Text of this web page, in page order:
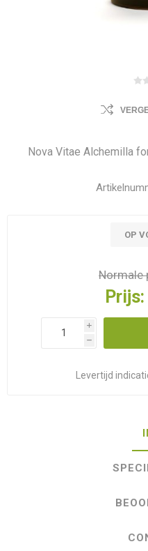
Nova Vitae Alchemilla
OP
Normale
Prijs:
i
h
Levertijd